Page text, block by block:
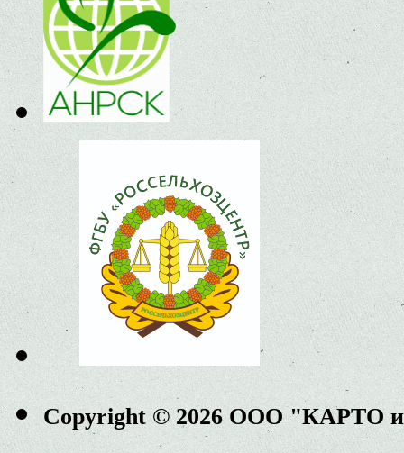
Copyright © 2026 ООО "КАРТО